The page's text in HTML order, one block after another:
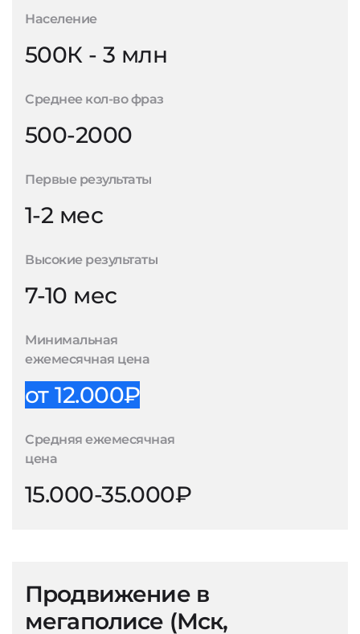
Население
500К - 3 млн
Среднее кол-во фраз
500-2000
Первые результаты
1-2 мес
Высокие результаты
7-10 мес
Минимальная
ежемесячная цена
от 12.000₽
Средняя ежемесячная
цена
15.000-35.000₽
Продвижение в
мегаполисе (Мск,